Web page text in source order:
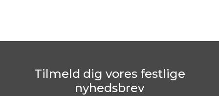
Tilmeld dig vores festlige
nyhedsbrev